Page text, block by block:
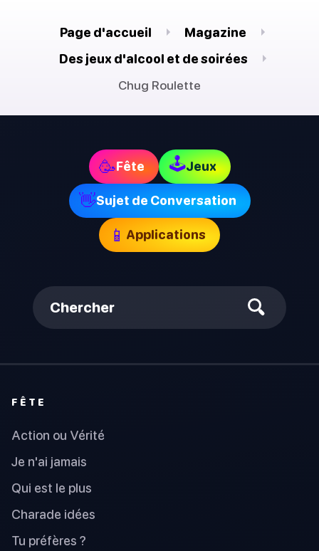
Page d'accueil
Magazine
Des jeux d'alcool et de soirées
Chug Roulette
🥳Fête 🕹Jeux
👋Sujet de Conversation
📱 Applications
Chercher
FÊTE
Action ou Vérité
Je n'ai jamais
Qui est le plus
Charade idées
Tu préfères ?